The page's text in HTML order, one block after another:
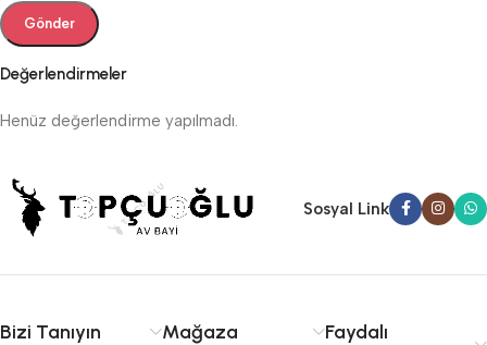
Değerlendirmeler
Henüz değerlendirme yapılmadı.
Sosyal Link
Bizi Tanıyın Mağaza
Faydalı